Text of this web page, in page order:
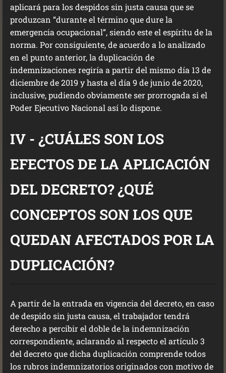
aplicará para los despidos sin justa causa que se
produzcan “durante el término que dure la
emergencia ocupacional”, siendo este el espíritu de la
norma. Por consiguiente, de acuerdo a lo analizado
en el punto anterior, la duplicación de
indemnizaciones regiría a partir del mismo día 13 de
diciembre de 2019 y hasta el día 9 de junio de 2020,
inclusive, pudiendo obviamente ser prorrogada si el
Poder Ejecutivo Nacional así lo dispone.
IV - ¿CUÁLES SON LOS
EFECTOS DE LA APLICACIÓN
DEL DECRETO? ¿QUÉ
CONCEPTOS SON LOS QUE
QUEDAN AFECTADOS POR LA
DUPLICACIÓN?
A partir de la entrada en vigencia del decreto, en caso
de despido sin justa causa, el trabajador tendrá
derecho a percibir el doble de la indemnización
correspondiente, aclarando al respecto el artículo 3
del decreto que dicha duplicación comprende todos
los rubros indemnizatorios originados con motivo de